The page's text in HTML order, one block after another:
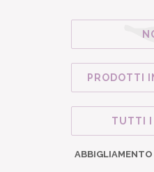
PRODOTTI
TUTTI I